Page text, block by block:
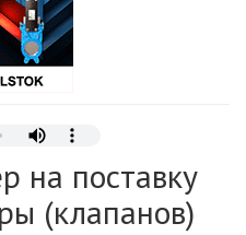
на поставку
(клапанов)